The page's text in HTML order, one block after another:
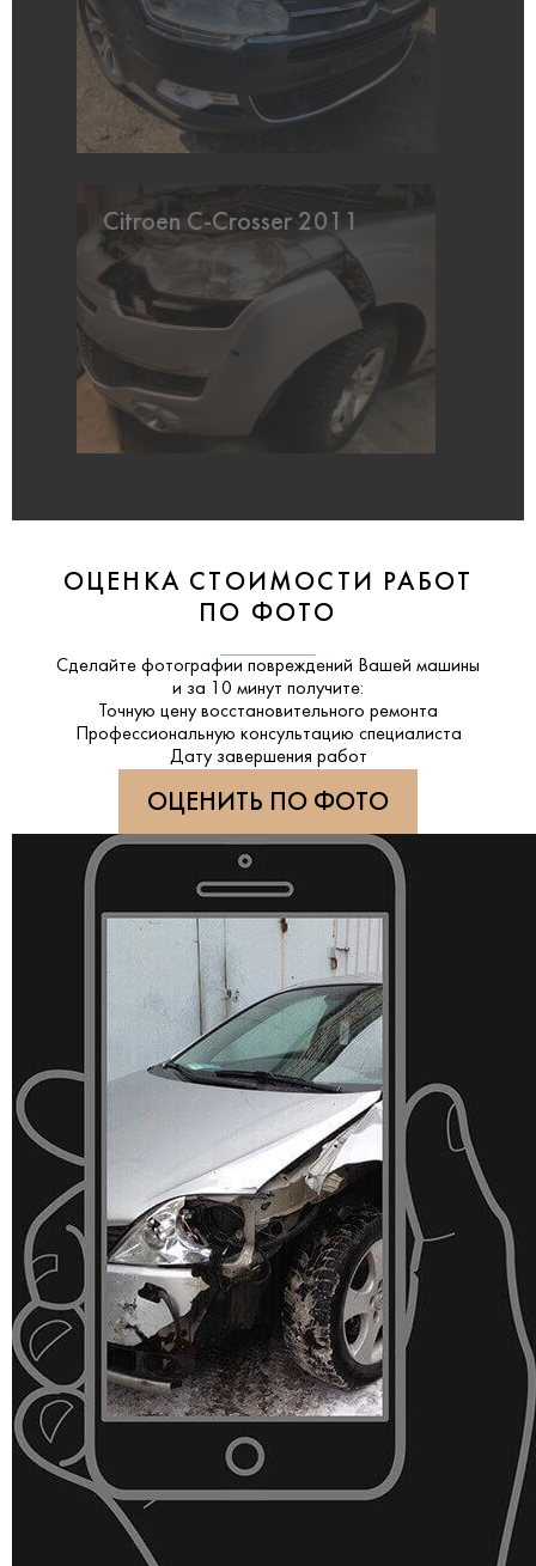
Citroen C-Crosser 2011
ОЦЕНКА СТОИМОСТИ РАБОТ
ПО ФОТО
Сделайте фотографии повреждений Вашей машины
и за 10 минут получите:
Точную цену восстановительного ремонта
Профессиональную консультацию специалиста
Дату завершения работ
ОЦЕНИТЬ ПО ФОТО